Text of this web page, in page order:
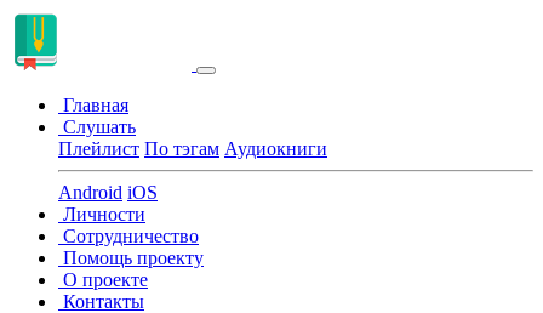
Главная
Слушать
Плейлист По тэгам Аудиокниги
Android iOS
Личности
Сотрудничество
Помощь проекту
О проекте
Контакты